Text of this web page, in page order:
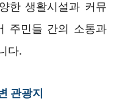
한 생활시설과 커뮤
주민들 간의 소통과
다.
관광지